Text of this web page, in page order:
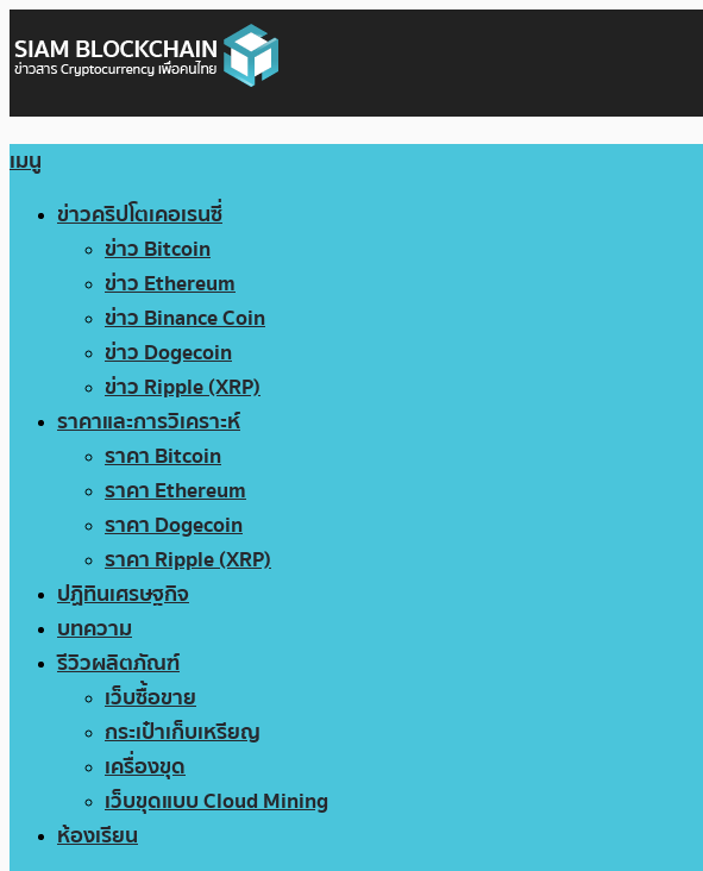
เมนู
ข่าวคริปโตเคอเรนซี่
ข่าว Bitcoin
ข่าว Ethereum
ข่าว Binance Coin
ข่าว Dogecoin
ข่าว Ripple (XRP)
ราคาและการวิเคราะห์
ราคา Bitcoin
ราคา Ethereum
ราคา Dogecoin
ราคา Ripple (XRP)
ปฏิทินเศรษฐกิจ
บทความ
รีวิวผลิตภัณฑ์
เว็บซื้อขาย
กระเป๋าเก็บเหรียญ
เครื่องขุด
เว็บขุดแบบ Cloud Mining
ห้องเรียน